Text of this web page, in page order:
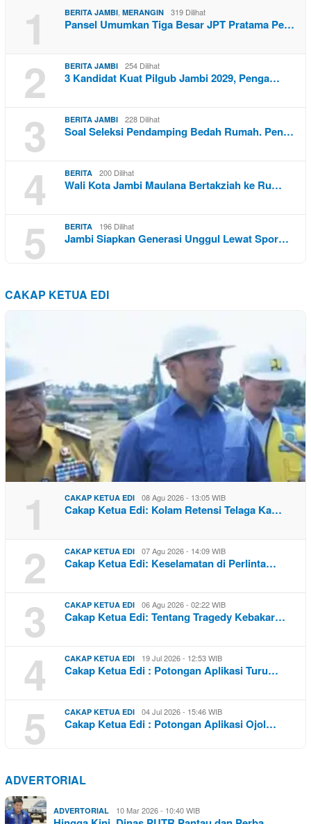
1 BERITA JAMBI, MERANGIN 319 Dilihat
Pansel Umumkan Tiga Besar JPT Pratama Pe…
2 BERITA JAMBI 254 Dilihat
3 Kandidat Kuat Pilgub Jambi 2029, Penga…
3 BERITA JAMBI 228 Dilihat
Soal Seleksi Pendamping Bedah Rumah. Pen…
4 BERITA 200 Dilihat
Wali Kota Jambi Maulana Bertakziah ke Ru…
5 BERITA 196 Dilihat
Jambi Siapkan Generasi Unggul Lewat Spor…
CAKAP KETUA EDI
1 CAKAP KETUA EDI 08 Agu 2026 - 13:05 WIB
Cakap Ketua Edi: Kolam Retensi Telaga Ka…
2 CAKAP KETUA EDI 07 Agu 2026 - 14:09 WIB
Cakap Ketua Edi: Keselamatan di Perlinta…
3 CAKAP KETUA EDI 06 Agu 2026 - 02:22 WIB
Cakap Ketua Edi: Tentang Tragedy Kebakar…
4 CAKAP KETUA EDI 19 Jul 2026 - 12:53 WIB
Cakap Ketua Edi : Potongan Aplikasi Turu…
5 CAKAP KETUA EDI 04 Jul 2026 - 15:46 WIB
Cakap Ketua Edi : Potongan Aplikasi Ojol…
ADVERTORIAL
ADVERTORIAL 10 Mar 2026 - 10:40 WIB